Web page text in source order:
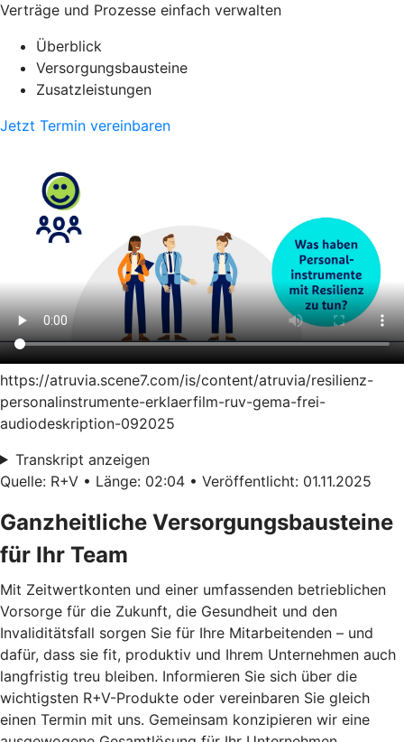
Verträge und Prozesse einfach verwalten
Überblick
Versorgungsbausteine
Zusatzleistungen
Jetzt Termin vereinbaren
https://atruvia.scene7.com/is/content/atruvia/resilienz-
personalinstrumente-erklaerfilm-ruv-gema-frei-
audiodeskription-092025
Transkript anzeigen
Quelle: R+V • Länge: 02:04 • Veröffentlicht: 01.11.2025
Ganzheitliche Versorgungsbausteine
für Ihr Team
Mit Zeitwertkonten und einer umfassenden betrieblichen
Vorsorge für die Zukunft, die Gesundheit und den
Invaliditätsfall sorgen Sie für Ihre Mitarbeitenden – und
dafür, dass sie fit, produktiv und Ihrem Unternehmen auch
langfristig treu bleiben. Informieren Sie sich über die
wichtigsten R+V-Produkte oder vereinbaren Sie gleich
einen Termin mit uns. Gemeinsam konzipieren wir eine